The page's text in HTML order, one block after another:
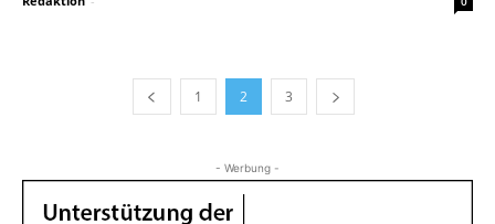
1 2 3
- Werbung -